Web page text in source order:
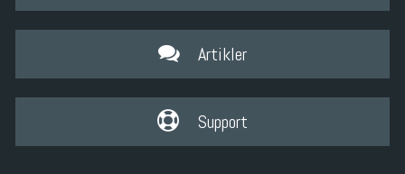
Artikler
Support